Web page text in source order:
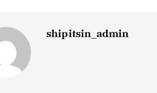
shipitsin_admin